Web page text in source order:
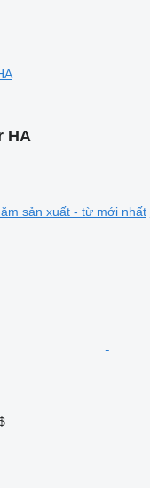
HA
sản xuất - từ mới nhất